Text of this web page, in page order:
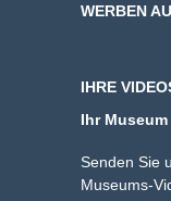
WERBEN
IHRE
Ihr
Senden Sie
Museums-